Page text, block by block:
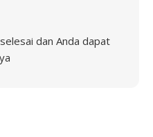
dan Anda dapat